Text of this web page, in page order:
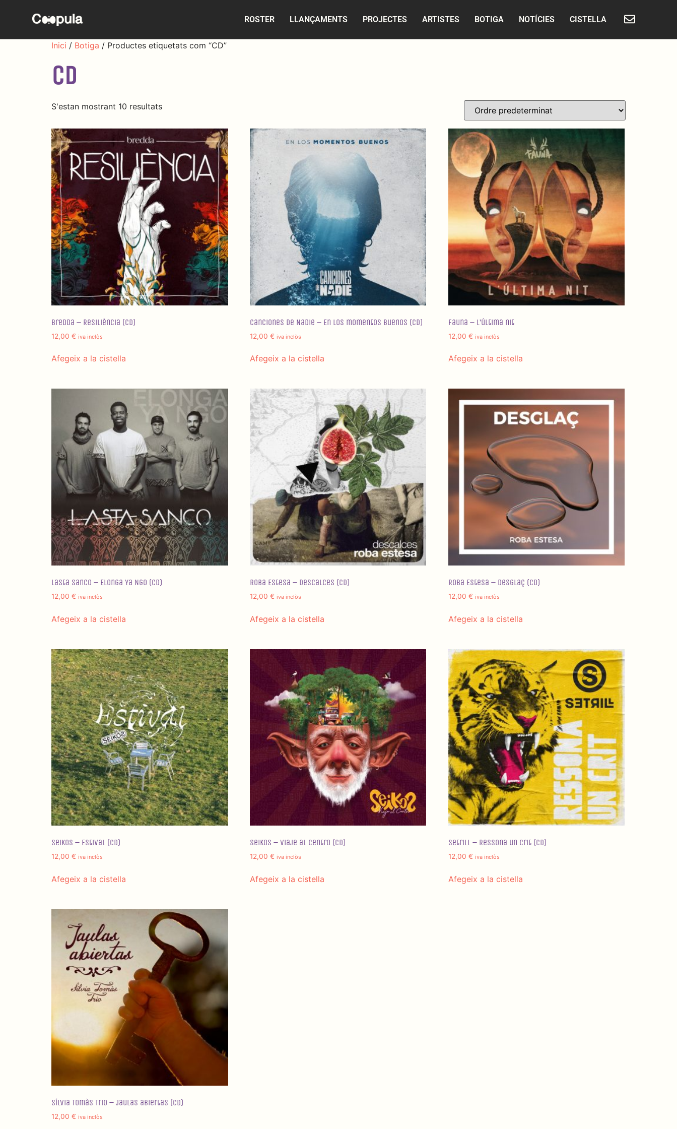
ROSTER LLANÇAMENTS PROJECTES ARTISTES BOTIGA NOTÍCIES CISTELLA
Inici / Botiga / Productes etiquetats com “CD”
CD
S'estan mostrant 10 resultats
Bredda – Resiliència (CD)
12,00 € iva inclòs
Afegeix a la cistella
Canciones de Nadie – En los momentos buenos (CD)
12,00 € iva inclòs
Afegeix a la cistella
Fauna – L’última nit
12,00 € iva inclòs
Afegeix a la cistella
Lasta Sanco – Elonga Ya Ngo (CD)
12,00 € iva inclòs
Afegeix a la cistella
Roba Estesa – Descalces (CD)
12,00 € iva inclòs
Afegeix a la cistella
Roba Estesa – Desglaç (CD)
12,00 € iva inclòs
Afegeix a la cistella
Seikos – Estival (CD)
12,00 € iva inclòs
Afegeix a la cistella
Seikos – Viaje al centro (CD)
12,00 € iva inclòs
Afegeix a la cistella
Setrill – Ressona un crit (CD)
12,00 € iva inclòs
Afegeix a la cistella
Sílvia Tomàs Trio – Jaulas abiertas (CD)
12,00 € iva inclòs